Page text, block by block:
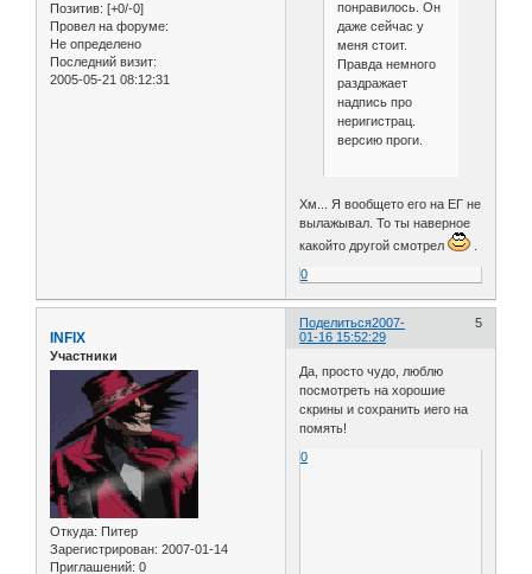
Позитив: [+0/-0]
Провел на форуме:
Не определено
Последний визит:
2005-05-21 08:12:31
понравилось. Он
даже сейчас у
меня стоит.
Правда немного
раздражает
надпись про
неригистрац.
версию проги.
Хм... Я вообщето его на ЕГ не
вылажывал. То ты наверное
какойто другой смотрел
0
Поделиться 5
2007-
01-16 15:52:29
INFIX
Участники
Откуда: Питер
Зарегистрирован: 2007-01-14
Приглашений: 0
Да, просто чудо, люблю
посмотреть на хорошие
скрины и сохранить иего на
помять!
0